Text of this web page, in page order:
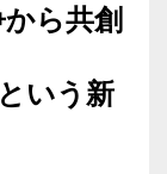
ら共創
いう新